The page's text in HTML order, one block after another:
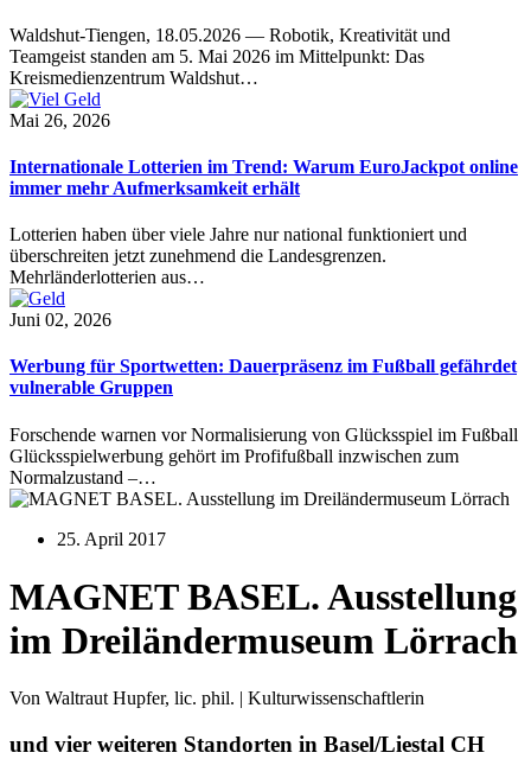
Waldshut-Tiengen, 18.05.2026 — Robotik, Kreativität und
Teamgeist standen am 5. Mai 2026 im Mittelpunkt: Das
Kreismedienzentrum Waldshut…
Mai 26, 2026
Internationale Lotterien im Trend: Warum EuroJackpot online
immer mehr Aufmerksamkeit erhält
Lotterien haben über viele Jahre nur national funktioniert und
überschreiten jetzt zunehmend die Landesgrenzen.
Mehrländerlotterien aus…
Juni 02, 2026
Werbung für Sportwetten: Dauerpräsenz im Fußball gefährdet
vulnerable Gruppen
Forschende warnen vor Normalisierung von Glücksspiel im Fußball
Glücksspielwerbung gehört im Profifußball inzwischen zum
Normalzustand –…
25. April 2017
MAGNET BASEL. Ausstellung
im Dreiländermuseum Lörrach
Von Waltraut Hupfer, lic. phil. | Kulturwissenschaftlerin
und vier weiteren Standorten in Basel/Liestal CH